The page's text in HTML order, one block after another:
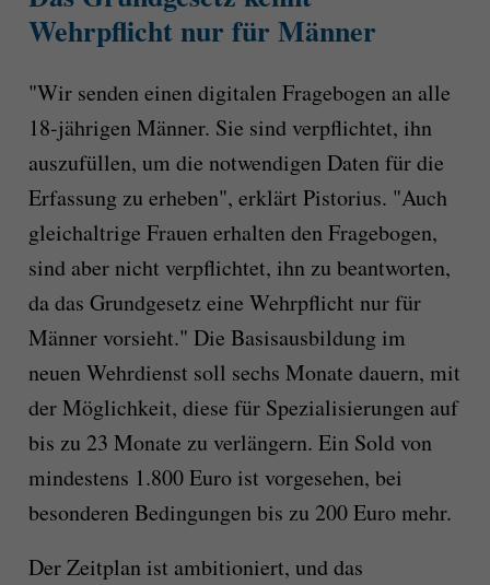
Wehrpflicht nur für Männer
"Wir senden einen digitalen Fragebogen an alle
18-jährigen Männer. Sie sind verpflichtet, ihn
auszufüllen, um die notwendigen Daten für die
Erfassung zu erheben", erklärt Pistorius. "Auch
gleichaltrige Frauen erhalten den Fragebogen,
sind aber nicht verpflichtet, ihn zu beantworten,
da das Grundgesetz eine Wehrpflicht nur für
Männer vorsieht." Die Basisausbildung im
neuen Wehrdienst soll sechs Monate dauern, mit
der Möglichkeit, diese für Spezialisierungen auf
bis zu 23 Monate zu verlängern. Ein Sold von
mindestens 1.800 Euro ist vorgesehen, bei
besonderen Bedingungen bis zu 200 Euro mehr.
Der Zeitplan ist ambitioniert, und das